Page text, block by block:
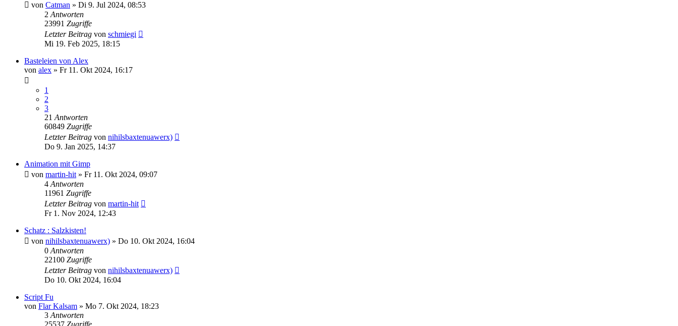
von Catman » Di 9. Jul 2024, 08:53
2 Antworten
23991 Zugriffe
Letzter Beitrag von schmiegi
Mi 19. Feb 2025, 18:15
Basteleien von Alex
von alex » Fr 11. Okt 2024, 16:17
1
2
3
21 Antworten
60849 Zugriffe
Letzter Beitrag von nihilsbaxtenuawerx)
Do 9. Jan 2025, 14:37
Animation mit Gimp
von martin-hit » Fr 11. Okt 2024, 09:07
4 Antworten
11961 Zugriffe
Letzter Beitrag von martin-hit
Fr 1. Nov 2024, 12:43
Schatz : Salzkisten!
von nihilsbaxtenuawerx) » Do 10. Okt 2024, 16:04
0 Antworten
22100 Zugriffe
Letzter Beitrag von nihilsbaxtenuawerx)
Do 10. Okt 2024, 16:04
Script Fu
von Flar Kalsam » Mo 7. Okt 2024, 18:23
3 Antworten
25537 Zugriffe